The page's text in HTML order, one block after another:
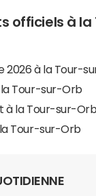
officiels à
2026 à la Tour-
la Tour-sur-Orb
à la Tour-sur-Orb
la Tour-sur-Orb